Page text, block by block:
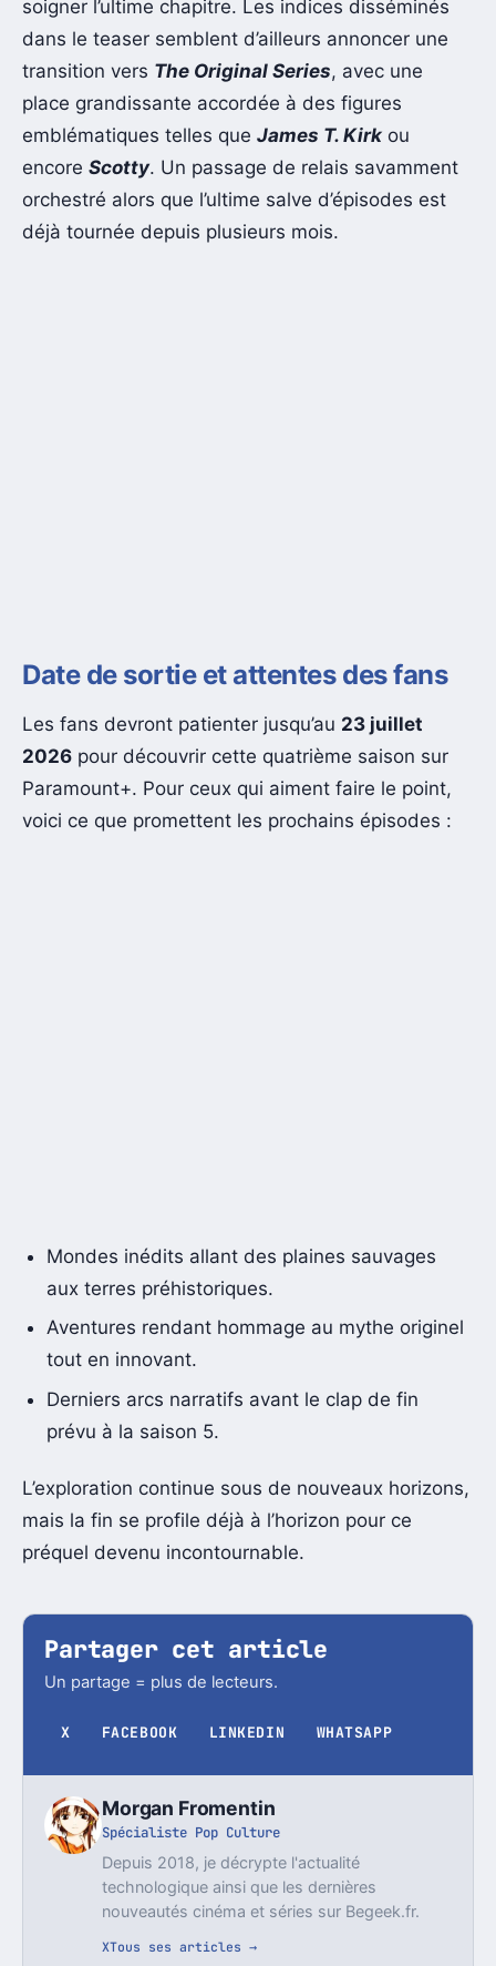
soigner l’ultime chapitre. Les indices disséminés
dans le teaser semblent d’ailleurs annoncer une
transition vers The Original Series, avec une
place grandissante accordée à des figures
emblématiques telles que James T. Kirk ou
encore Scotty. Un passage de relais savamment
orchestré alors que l’ultime salve d’épisodes est
déjà tournée depuis plusieurs mois.
Date de sortie et attentes des fans
Les fans devront patienter jusqu’au 23 juillet
2026 pour découvrir cette quatrième saison sur
Paramount+. Pour ceux qui aiment faire le point,
voici ce que promettent les prochains épisodes :
Mondes inédits allant des plaines sauvages
aux terres préhistoriques.
Aventures rendant hommage au mythe originel
tout en innovant.
Derniers arcs narratifs avant le clap de fin
prévu à la saison 5.
L’exploration continue sous de nouveaux horizons,
mais la fin se profile déjà à l’horizon pour ce
préquel devenu incontournable.
Partager cet article
Un partage = plus de lecteurs.
X FACEBOOK LINKEDIN WHATSAPP
Morgan Fromentin
Spécialiste Pop Culture
Depuis 2018, je décrypte l'actualité
technologique ainsi que les dernières
nouveautés cinéma et séries sur Begeek.fr.
XTous ses articles →